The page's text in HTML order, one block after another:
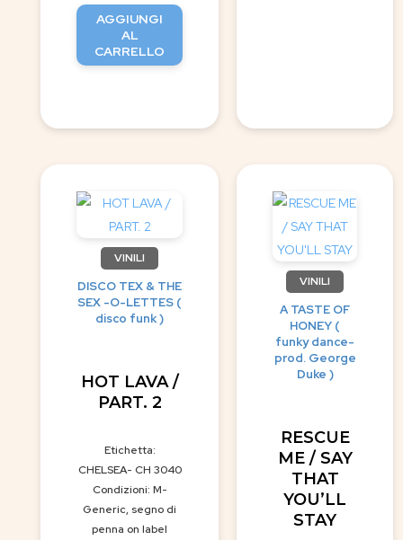
AGGIUNGI
AL
CARRELLO
VINILI
DISCO TEX & THE
SEX -O-LETTES (
disco funk )
HOT LAVA /
PART. 2
Etichetta:
CHELSEA- CH 3040
Condizioni: M-
Generic, segno di
penna on label
VINILI
A TASTE OF
HONEY (
funky dance-
prod. George
Duke )
RESCUE
ME / SAY
THAT
YOU’LL
STAY